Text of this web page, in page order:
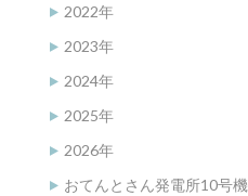
2022年
2023年
2024年
2025年
2026年
おてんとさん発電所10号機